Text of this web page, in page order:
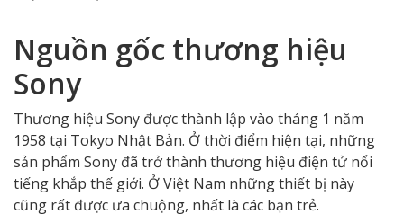
Nguồn gốc thương hiệu
Sony
Thương hiệu Sony được thành lập vào tháng 1 năm
1958 tại Tokyo Nhật Bản. Ở thời điểm hiện tại, những
sản phẩm Sony đã trở thành thương hiệu điện tử nổi
tiếng khắp thế giới. Ở Việt Nam những thiết bị này
cũng rất được ưa chuộng, nhất là các bạn trẻ.